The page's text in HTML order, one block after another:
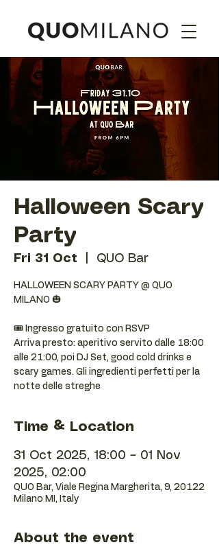
Halloween Scary
Party
Fri 31 Oct QUO Bar
HALLOWEEN SCARY PARTY @ QUO
MILANO 🎃
🎟️ Ingresso gratuito con RSVP
Arriva presto: aperitivo servito dalle 18:00
alle 21:00, poi DJ Set, good cold drinks e
scary games. Gli ingredienti perfetti per la
notte delle streghe
Time & Location
31 Oct 2025, 18:00 – 01 Nov
2025, 02:00
QUO Bar, Viale Regina Margherita, 9, 20122
Milano MI, Italy
About the event